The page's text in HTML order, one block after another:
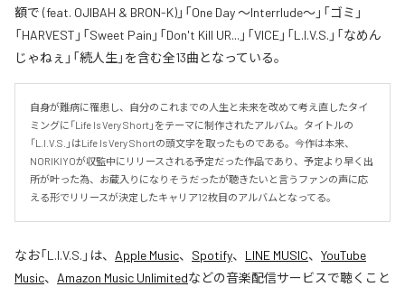
額で (feat. OJIBAH & BRON-K)」「One Day ～Interrlude～」「ゴミ」
「HARVEST」「Sweet Pain」「Don't Kill UR...」「VICE」「L.I.V.S.」「なめん
じゃねぇ」「続人生」を含む全13曲となっている。
自身が難病に罹患し、自分のこれまでの人生と未来を改めて考え直したタイ
ミングに「Life Is Very Short」をテーマに制作されたアルバム。タイトルの
「L.I.V.S.」はLife Is Very Shortの頭文字を取ったものである。今作は本来、
NORIKIYOが収監中にリリースされる予定だった作品であり、予定より早く出
所が叶った為、お蔵入りになりそうだったが聴きたいと言うファンの声に応
える形でリリースが決定したキャリア12枚目のアルバムとなってる。
なお「L.I.V.S. 」は、 Apple Music、 Spotify、 LINE MUSIC、 YouTube
Music、 Amazon Music Unlimitedなどの音楽配信サービスで聴くこと